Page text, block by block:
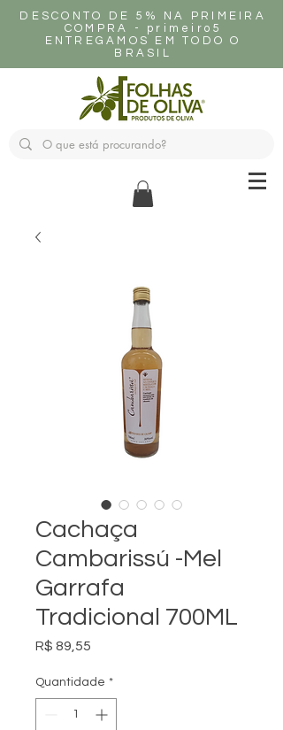
DESCONTO DE 5% NA PRIMEIRA
COMPRA - primeiro5
ENTREGAMOS EM TODO O
BRASIL
Cachaça
Cambarissú -Mel
Garrafa
Tradicional 700ML
R$ 89,55
Quantidade *